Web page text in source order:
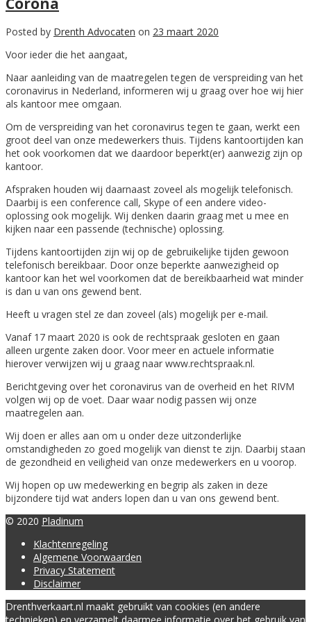
Posted by Drenth Advocaten on 23 maart 2020
Voor ieder die het aangaat,
Naar aanleiding van de maatregelen tegen de verspreiding van het
coronavirus in Nederland, informeren wij u graag over hoe wij hier
als kantoor mee omgaan.
Om de verspreiding van het coronavirus tegen te gaan, werkt een
groot deel van onze medewerkers thuis. Tijdens kantoortijden kan
het ook voorkomen dat we daardoor beperkt(er) aanwezig zijn op
kantoor.
Afspraken houden wij daarnaast zoveel als mogelijk telefonisch.
Daarbij is een conference call, Skype of een andere video-
oplossing ook mogelijk. Wij denken daarin graag met u mee en
kijken naar een passende (technische) oplossing.
Tijdens kantoortijden zijn wij op de gebruikelijke tijden gewoon
telefonisch bereikbaar. Door onze beperkte aanwezigheid op
kantoor kan het wel voorkomen dat de bereikbaarheid wat minder
is dan u van ons gewend bent.
Heeft u vragen stel ze dan zoveel (als) mogelijk per e-mail.
Vanaf 17 maart 2020 is ook de rechtspraak gesloten en gaan
alleen urgente zaken door. Voor meer en actuele informatie
hierover verwijzen wij u graag naar www.rechtspraak.nl.
Berichtgeving over het coronavirus van de overheid en het RIVM
volgen wij op de voet. Daar waar nodig passen wij onze
maatregelen aan.
Wij doen er alles aan om u onder deze uitzonderlijke
omstandigheden zo goed mogelijk van dienst te zijn. Daarbij staan
de gezondheid en veiligheid van onze medewerkers en u voorop.
Wij hopen op uw medewerking en begrip als zaken in deze
bijzondere tijd wat anders lopen dan u van ons gewend bent.
© 2020 Pladinum
Klachtenregeling
Algemene Voorwaarden
Privacy Statement
Disclaimer
Drenthverkaart.nl maakt gebruikt van cookies (en andere